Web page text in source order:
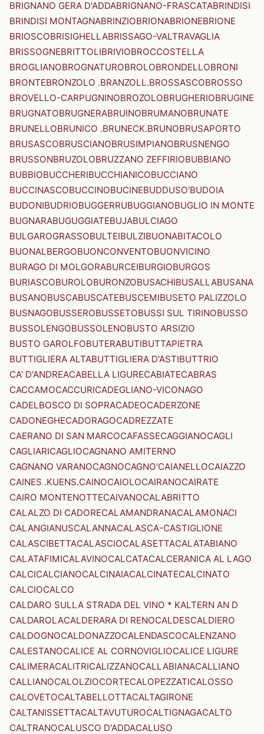
BRIGNANO GERA D'ADDABRIGNANO-FRASCATABRINDISI
BRINDISI MONTAGNABRINZIOBRIONABRIONEBRIONE
BRIOSCOBRISIGHELLABRISSAGO-VALTRAVAGLIA
BRISSOGNEBRITTOLIBRIVIOBROCCOSTELLA
BROGLIANOBROGNATUROBROLOBRONDELLOBRONI
BRONTEBRONZOLO .BRANZOLL.BROSSASCOBROSSO
BROVELLO-CARPUGNINOBROZOLOBRUGHERIOBRUGINE
BRUGNATOBRUGNERABRUINOBRUMANOBRUNATE
BRUNELLOBRUNICO .BRUNECK.BRUNOBRUSAPORTO
BRUSASCOBRUSCIANOBRUSIMPIANOBRUSNENGO
BRUSSONBRUZOLOBRUZZANO ZEFFIRIOBUBBIANO
BUBBIOBUCCHERIBUCCHIANICOBUCCIANO
BUCCINASCOBUCCINOBUCINEBUDDUSO'BUDOIA
BUDONIBUDRIOBUGGERRUBUGGIANOBUGLIO IN MONTE
BUGNARABUGUGGIATEBUJABULCIAGO
BULGAROGRASSOBULTEIBULZIBUONABITACOLO
BUONALBERGOBUONCONVENTOBUONVICINO
BURAGO DI MOLGORABURCEIBURGIOBURGOS
BURIASCOBUROLOBURONZOBUSACHIBUSALLABUSANA
BUSANOBUSCABUSCATEBUSCEMIBUSETO PALIZZOLO
BUSNAGOBUSSEROBUSSETOBUSSI SUL TIRINOBUSSO
BUSSOLENGOBUSSOLENOBUSTO ARSIZIO
BUSTO GAROLFOBUTERABUTIBUTTAPIETRA
BUTTIGLIERA ALTABUTTIGLIERA D'ASTIBUTTRIO
CA' D'ANDREACABELLA LIGURECABIATECABRAS
CACCAMOCACCURICADEGLIANO-VICONAGO
CADELBOSCO DI SOPRACADEOCADERZONE
CADONEGHECADORAGOCADREZZATE
CAERANO DI SAN MARCOCAFASSECAGGIANOCAGLI
CAGLIARICAGLIOCAGNANO AMITERNO
CAGNANO VARANOCAGNOCAGNO'CAIANELLOCAIAZZO
CAINES .KUENS.CAINOCAIOLOCAIRANOCAIRATE
CAIRO MONTENOTTECAIVANOCALABRITTO
CALALZO DI CADORECALAMANDRANACALAMONACI
CALANGIANUSCALANNACALASCA-CASTIGLIONE
CALASCIBETTACALASCIOCALASETTACALATABIANO
CALATAFIMICALAVINOCALCATACALCERANICA AL LAGO
CALCICALCIANOCALCINAIACALCINATECALCINATO
CALCIOCALCO
CALDARO SULLA STRADA DEL VINO * KALTERN AN D
CALDAROLACALDERARA DI RENOCALDESCALDIERO
CALDOGNOCALDONAZZOCALENDASCOCALENZANO
CALESTANOCALICE AL CORNOVIGLIOCALICE LIGURE
CALIMERACALITRICALIZZANOCALLABIANACALLIANO
CALLIANOCALOLZIOCORTECALOPEZZATICALOSSO
CALOVETOCALTABELLOTTACALTAGIRONE
CALTANISSETTACALTAVUTUROCALTIGNAGACALTO
CALTRANOCALUSCO D'ADDACALUSO